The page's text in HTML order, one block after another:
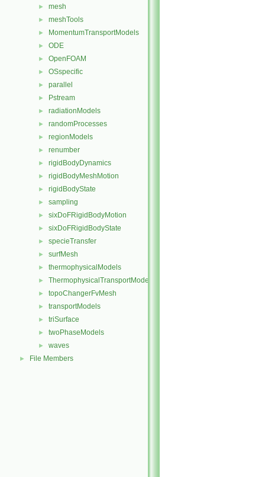
► mesh
► meshTools
► MomentumTransportModels
► ODE
► OpenFOAM
► OSspecific
► parallel
► Pstream
► radiationModels
► randomProcesses
► regionModels
► renumber
► rigidBodyDynamics
► rigidBodyMeshMotion
► rigidBodyState
► sampling
► sixDoFRigidBodyMotion
► sixDoFRigidBodyState
► specieTransfer
► surfMesh
► thermophysicalModels
► ThermophysicalTransportModels
► topoChangerFvMesh
► transportModels
► triSurface
► twoPhaseModels
► waves
► File Members